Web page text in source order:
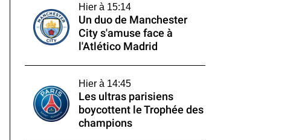
Hier à 15:14
Un duo de Manchester
City s'amuse face à
l'Atlético Madrid
Hier à 14:45
Les ultras parisiens
boycottent le Trophée des
champions